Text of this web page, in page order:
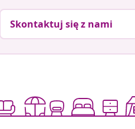
Skontaktuj się z nami